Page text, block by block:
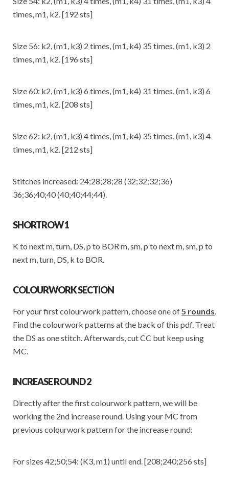
times, m1, k2. [192 sts]
Size 56: k2, (m1, k3) 2 times, (m1, k4) 35 times, (m1, k3) 2
times, m1, k2. [196 sts]
Size 60: k2, (m1, k3) 6 times, (m1, k4) 31 times, (m1, k3) 6
times, m1, k2. [208 sts]
Size 62: k2, (m1, k3) 4 times, (m1, k4) 35 times, (m1, k3) 4
times, m1, k2. [212 sts]
Stitches increased: 24;28;28;28 (32;32;32;36)
36;36;40;40 (40;40;44;44).
SHORTROW 1
K to next m, turn, DS, p to BOR m, sm, p to next m, sm, p to
next m, turn, DS, k to BOR.
COLOURWORK SECTION
For your first colourwork pattern, choose one of5 rounds.
Find the colourwork patterns at the back of this pdf. Treat
the DS as one stitch. Afterwards, cut CC but keep using
MC.
INCREASE ROUND 2
Directly after the first colourwork pattern, we will be
working the 2nd increase round. Using your MC from
previous colourwork pattern for the increase round:
For sizes 42;50;54: (K3, m1) until end. [208;240;256 sts]